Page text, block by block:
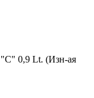
0,9 Lt. (Изн-ая